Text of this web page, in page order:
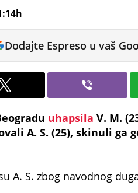
Dodajte Espreso u vaš
uhapsila V. M.
A. S. (25), skinuli ga
A. S. zbog navodnog